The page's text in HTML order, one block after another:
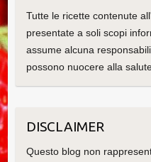
Tutte le ricette contenute
presentate a soli scopi
assume alcuna
possono nuocere alla
DISCLAIMER
Questo blog non